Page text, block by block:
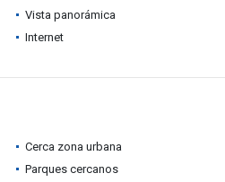
Vista panorámica
Internet
Cerca zona urbana
Parques cercanos